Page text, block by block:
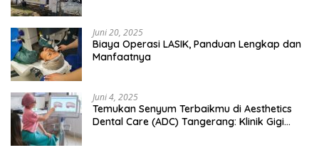
Juni 20, 2025
Biaya Operasi LASIK, Panduan Lengkap dan
Manfaatnya
Juni 4, 2025
Temukan Senyum Terbaikmu di Aesthetics
Dental Care (ADC) Tangerang: Klinik Gigi